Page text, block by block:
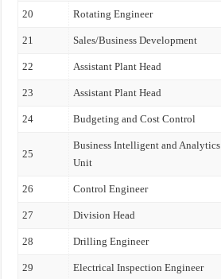
20 Rotating Engineer
21 Sales/Business Development
22 Assistant Plant Head
23 Assistant Plant Head
24 Budgeting and Cost Control
25
Business Intelligent and Analytics
Unit
26 Control Engineer
27 Division Head
28 Drilling Engineer
29 Electrical Inspection Engineer